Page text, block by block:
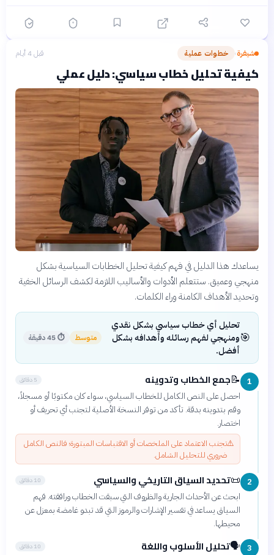
شيفرة› خطوات عملية قبل 4 أيام
كيفية تحليل خطاب سياسي: دليل عملي
يساعدك هذا الدليل في فهم كيفية تحليل الخطابات السياسية بشكل
منهجي وعميق. ستتعلم الأدوات والأساليب اللازمة لكشف الرسائل الخفية
وتحديد الأهداف الكامنة وراء الكلمات.
🎯
تحليل أي خطاب سياسي بشكل نقدي
ومنهجي لفهم رسائله وأهدافه بشكل
أفضل.
متوسط ⏱45 دقيقة
1
📝جمع الخطاب وتدوينه 5 دقائق
احصل على النص الكامل للخطاب السياسي، سواء كان مكتوبًا أو مسجلاً،
وقم بتدوينه بدقة. تأكد من توفر النسخة الأصلية لتجنب أي تحريف أو
اختصار.
⚠️تجنب الاعتماد على الملخصات أو الاقتباسات المبتورة؛ فالنص الكامل
ضروري للتحليل الشامل.
2
📜تحديد السياق التاريخي والسياسي 10 دقائق
ابحث عن الأحداث الجارية والظروف التي سبقت الخطاب ورافقته. فهم
السياق يساعد في تفسير الإشارات والرموز التي قد تبدو غامضة بمعزل عن
محيطها.
3
🗣️تحليل الأسلوب واللغة 10 دقائق